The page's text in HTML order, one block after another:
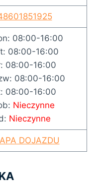
08:00-16:00
08:00-16:00
08:00-16:00
08:00-16:00
08:00-16:00
Nieczynne
Nieczynne
DOJAZDU